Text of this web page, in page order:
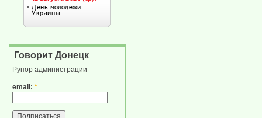
Говорит Донецк
Рупор администрации
email: *